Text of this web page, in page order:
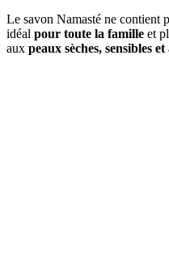
Le savon Namasté ne contient
idéal pour toute la famille et
aux peaux sèches, sensibles